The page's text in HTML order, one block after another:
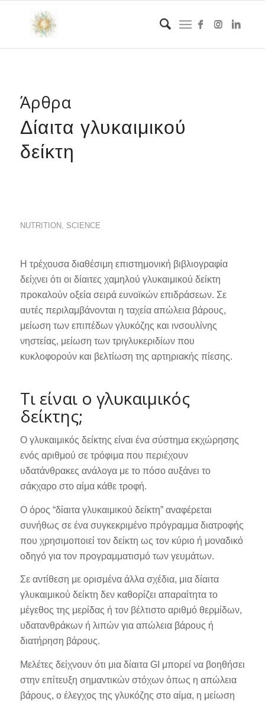
Άρθρα
Δίαιτα γλυκαιμικού
δείκτη
NUTRITION, SCIENCE
Η τρέχουσα διαθέσιμη επιστημονική βιβλιογραφία
δείχνει ότι οι δίαιτες χαμηλού γλυκαιμικού δείκτη
προκαλούν οξεία σειρά ευνοϊκών επιδράσεων. Σε
αυτές περιλαμβάνονται η ταχεία απώλεια βάρους,
μείωση των επιπέδων γλυκόζης και ινσουλίνης
νηστείας, μείωση των τριγλυκεριδίων που
κυκλοφορούν και βελτίωση της αρτηριακής πίεσης.
Τι είναι ο γλυκαιμικός
δείκτης;
Ο γλυκαιμικός δείκτης είναι ένα σύστημα εκχώρησης
ενός αριθμού σε τρόφιμα που περιέχουν
υδατάνθρακες ανάλογα με το πόσο αυξάνει το
σάκχαρο στο αίμα κάθε τροφή.
Ο όρος “δίαιτα γλυκαιμικού δείκτη” αναφέρεται
συνήθως σε ένα συγκεκριμένο πρόγραμμα διατροφής
που χρησιμοποιεί τον δείκτη ως τον κύριο ή μοναδικό
οδηγό για τον προγραμματισμό των γευμάτων.
Σε αντίθεση με ορισμένα άλλα σχέδια, μια δίαιτα
γλυκαιμικού δείκτη δεν καθορίζει απαραίτητα το
μέγεθος της μερίδας ή τον βέλτιστο αριθμό θερμίδων,
υδατανθράκων ή λιπών για απώλεια βάρους ή
διατήρηση βάρους.
Μελέτες δείχνουν ότι μια δίαιτα GI μπορεί να βοηθήσει
στην επίτευξη σημαντικών στόχων όπως η απώλεια
βάρους, ο έλεγχος της γλυκόζης στο αίμα, η μείωση